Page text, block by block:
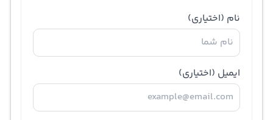
نام (اختیاری)
ایمیل (اختیاری)